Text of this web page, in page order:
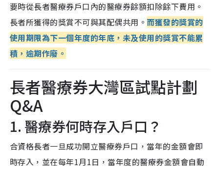
要時從長者醫療券戶口內的醫療券餘額扣除餘下費用。
長者所獲得的獎賞不可與其配偶共用。 而獲發的獎賞的
使用期限為下一個年度的年底，未及使用的獎賞不能累
積，逾期作廢。
長者醫療券大灣區試點計劃
Q&A
1. 醫療券何時存入戶口？
合資格長者一旦成功開立醫療券戶口，當年的金額會即
時存入，並在每年1月1日，當年度的醫療券金額會自動